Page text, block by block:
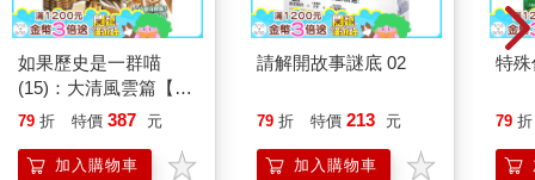
如果歷史是一群喵
(15)：大清風雲篇【萌
貓漫畫學歷史】
79 折 特價 387 元
加入購物車
請解開故事謎底 02
79 折 特價 213 元
加入購物車
特
79 折